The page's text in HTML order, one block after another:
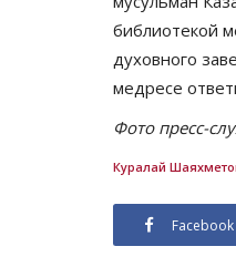
библиотекой
духовного
медресе
Фото пресс-
Куралай
Facebook